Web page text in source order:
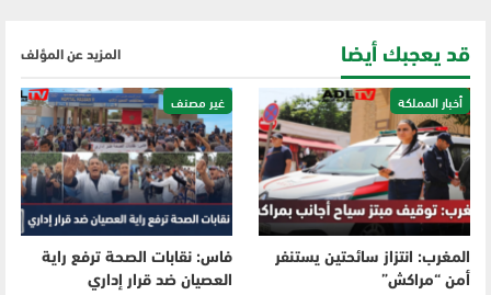
قد يعجبك أيضا المزيد عن المؤلف
أخبار المملكة
المغرب: انتزاز سائحتين يستنفر
أمن “مراكش”
غير مصنف
فاس: نقابات الصحة ترفع راية
العصيان ضد قرار إداري